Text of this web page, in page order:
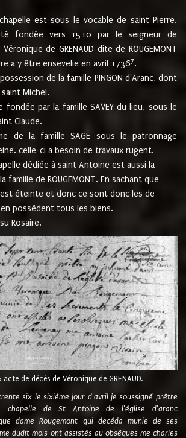
est sous le vocable de saint Pierre.
fondée vers 1510 par le seigneur de
Véronique de GRENAUD dite de ROUGEMONT
a y être ensevelie en avril 17367.
de la famille PINGON d'Aranc, dont
Michel.
fondée par la famille SAVEY du lieu, sous le
Claude.
de la famille SAGE sous le patronnage
celle-ci a besoin de travaux rugent.
dédiée à saint Antoine est aussi la
famille de ROUGEMONT. En sachant que
éteinte et donc ce sont donc les de
en possèdent tous les biens.
Rosaire.
de décès de Véronique de GRENAUD.
six le sixième jour d'avril je soussigné prêtre
chapelle de St Antoine de l'église d'aranc
dame Rougemont qui decéda munie de ses
dudit mois ont assistés au obsèques me charles